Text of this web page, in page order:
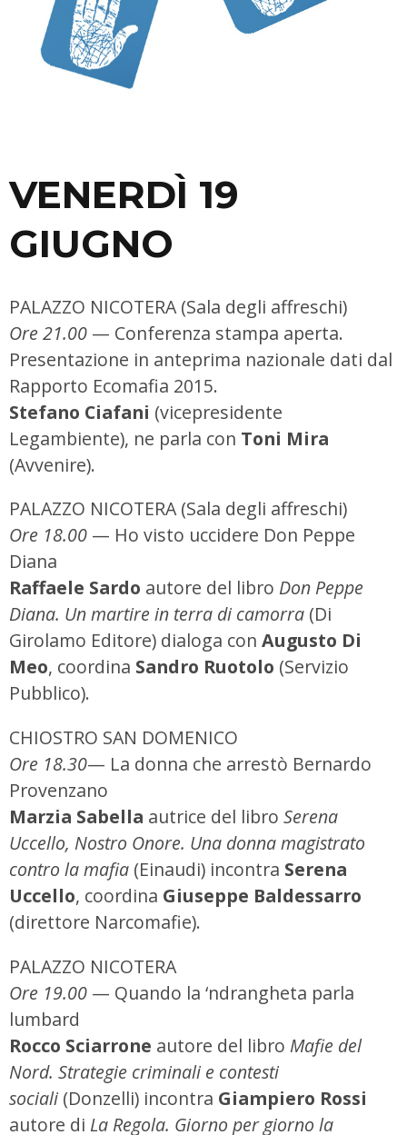
VENERDÌ 19
GIUGNO
PALAZZO NICOTERA (Sala degli affreschi)
Ore 21.00 — Conferenza stampa aperta.
Presentazione in anteprima nazionale dati dal
Rapporto Ecomafia 2015.
Stefano Ciafani (vicepresidente
Legambiente), ne parla con Toni Mira
(Avvenire).
PALAZZO NICOTERA (Sala degli affreschi)
Ore 18.00 — Ho visto uccidere Don Peppe
Diana
Raffaele Sardo autore del libro Don Peppe
Diana. Un martire in terra di camorra (Di
Girolamo Editore) dialoga con Augusto Di
Meo, coordina Sandro Ruotolo (Servizio
Pubblico).
CHIOSTRO SAN DOMENICO
Ore 18.30— La donna che arrestò Bernardo
Provenzano
Marzia Sabella autrice del libro Serena
Uccello, Nostro Onore. Una donna magistrato
contro la mafia (Einaudi) incontra Serena
Uccello, coordina Giuseppe Baldessarro
(direttore Narcomafie).
PALAZZO NICOTERA
Ore 19.00 — Quando la ‘ndrangheta parla
lumbard
Rocco Sciarrone autore del libro Mafie del
Nord. Strategie criminali e contesti
sociali (Donzelli) incontra Giampiero Rossi
autore di La Regola. Giorno per giorno la